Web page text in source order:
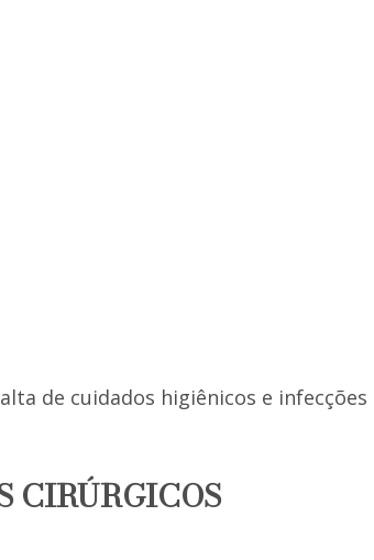
de cuidados higiênicos e infecções
CIRÚRGICOS